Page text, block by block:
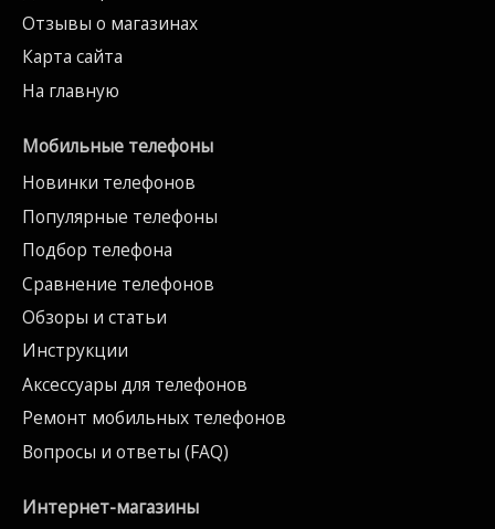
Отзывы о магазинах
Карта сайта
На главную
Мобильные телефоны
Новинки телефонов
Популярные телефоны
Подбор телефона
Сравнение телефонов
Обзоры и статьи
Инструкции
Аксессуары для телефонов
Ремонт мобильных телефонов
Вопросы и ответы (FAQ)
Интернет-магазины